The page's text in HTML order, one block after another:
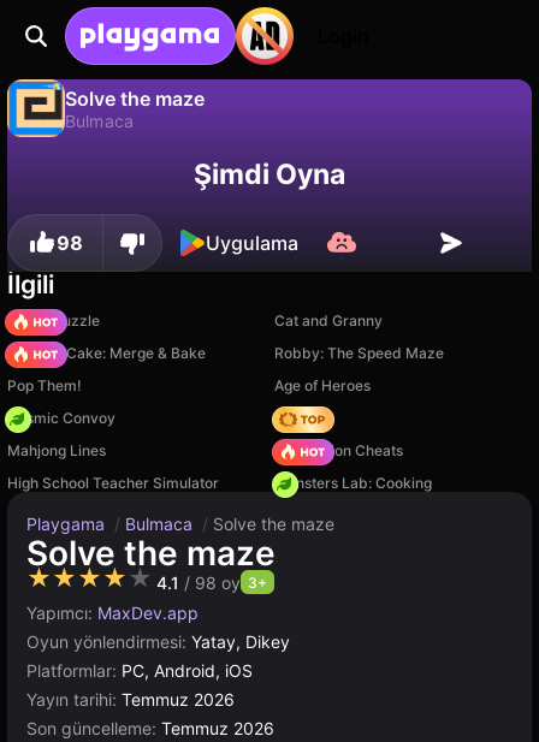
Solve the maze
Bulmaca
İlerlemeyi kaydet! Hayır
Şimdi Oyna
98 Uygulama
İlgili
Arrow Puzzle
Cat and Granny
Piece of Cake: Merge & Bake
Robby: The Speed Maze
Pop Them!
Age of Heroes
Cosmic Convoy
Hedgies
Mahjong Lines
PVZ Fusion Cheats
High School Teacher Simulator
Monsters Lab: Cooking
Playgama / Bulmaca / Solve the maze
Solve the maze
★★★★★ 4.1 / 98 oy 3+
Yapımcı: MaxDev.app
Oyun yönlendirmesi: Yatay, Dikey
Platformlar: PC, Android, iOS
Yayın tarihi: Temmuz 2026
Son güncelleme: Temmuz 2026